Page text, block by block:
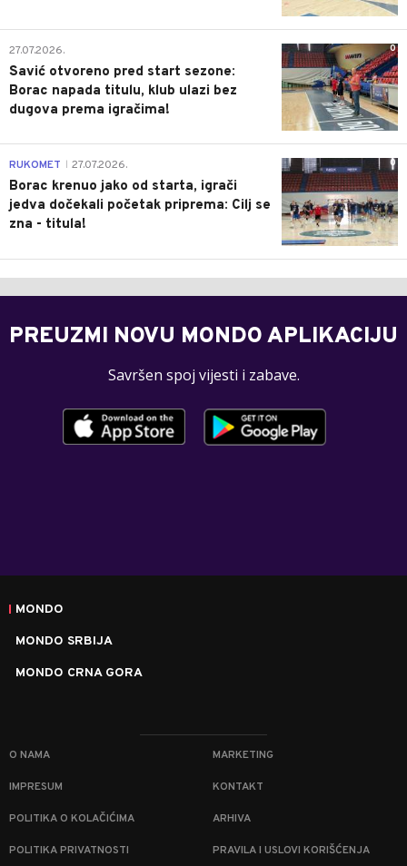
0
27.07.2026.
Savić otvoreno pred start sezone:
Borac napada titulu, klub ulazi bez
dugova prema igračima!
0
RUKOMET 27.07.2026.
Borac krenuo jako od starta, igrači
jedva dočekali početak priprema: Cilj se
zna - titula!
PREUZMI NOVU MONDO APLIKACIJU
Savršen spoj vijesti i zabave.
MONDO
MONDO SRBIJA
MONDO CRNA GORA
O NAMA MARKETING
IMPRESUM KONTAKT
POLITIKA O KOLAČIĆIMA ARHIVA
POLITIKA PRIVATNOSTI PRAVILA I USLOVI KORIŠĆENJA